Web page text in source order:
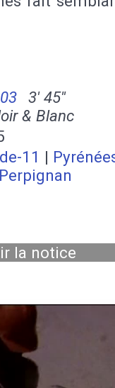
3' 45''
& Blanc
11 |
Perpignan
la notice